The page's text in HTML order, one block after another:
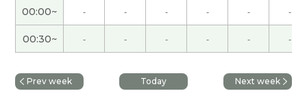
上次上课开始时通讯线路不好了。十几分钟后通信
可以了。上课后我发现了那时候老师每份给我打电
话了。谢谢了。
学习时间过得真快。
00:00~ - - - - - -
00:30~ - - - - - -
Prev week Today Next week